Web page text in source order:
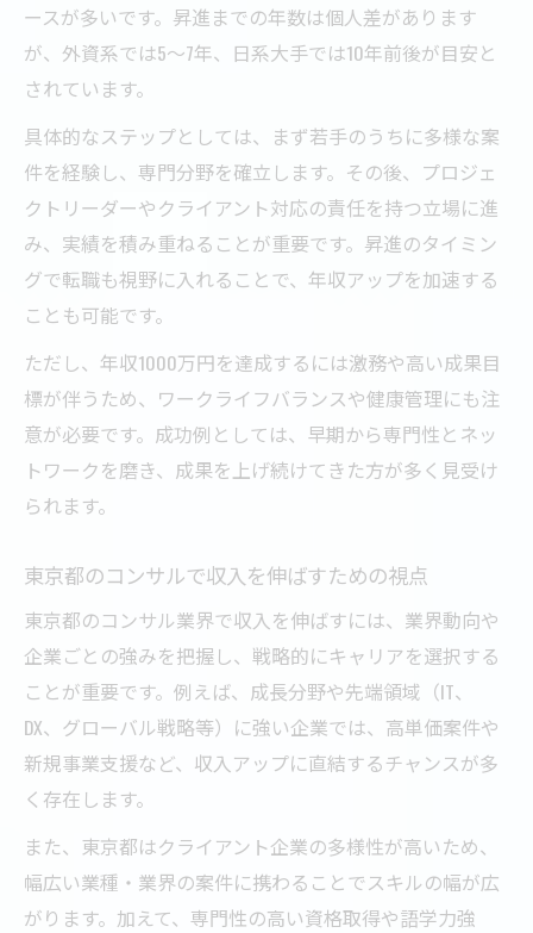
ースが多いです。昇進までの年数は個人差があります
が、外資系では5～7年、日系大手では10年前後が目安と
されています。
具体的なステップとしては、まず若手のうちに多様な案
件を経験し、専門分野を確立します。その後、プロジェ
クトリーダーやクライアント対応の責任を持つ立場に進
み、実績を積み重ねることが重要です。昇進のタイミン
グで転職も視野に入れることで、年収アップを加速する
ことも可能です。
ただし、年収1000万円を達成するには激務や高い成果目
標が伴うため、ワークライフバランスや健康管理にも注
意が必要です。成功例としては、早期から専門性とネッ
トワークを磨き、成果を上げ続けてきた方が多く見受け
られます。
東京都のコンサルで収入を伸ばすための視点
東京都のコンサル業界で収入を伸ばすには、業界動向や
企業ごとの強みを把握し、戦略的にキャリアを選択する
ことが重要です。例えば、成長分野や先端領域（IT、
DX、グローバル戦略等）に強い企業では、高単価案件や
新規事業支援など、収入アップに直結するチャンスが多
く存在します。
また、東京都はクライアント企業の多様性が高いため、
幅広い業種・業界の案件に携わることでスキルの幅が広
がります。加えて、専門性の高い資格取得や語学力強